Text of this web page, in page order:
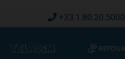
+33.1.80.20.5000